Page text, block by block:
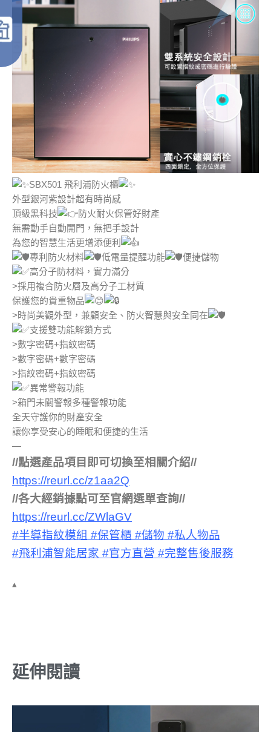
SBX501 飛利浦防火櫃
外型銀河紫設計超有時尚感
頂級黑科技
防火耐火保管好財產
無需動手自動開門，無把手設計
為您的智慧生活更增添便利
專利防火材料
低電量提醒功能
便捷儲物
高分子防材料，實力滿分
>採用複合防火層及高分子工材質
保護您的貴重物品
>時尚美觀外型，兼顧安全、防火智慧與安全同在
支援雙功能解鎖方式
>數字密碼+指紋密碼
>數字密碼+數字密碼
>指紋密碼+指紋密碼
異常警報功能
>箱門未關警報多種警報功能
全天守護你的財產安全
讓你享受安心的睡眠和便捷的生活
—
//點選產品項目即可切換至相關介紹//
https://reurl.cc/z1aa2Q
//各大經銷據點可至官網選單查詢//
https://reurl.cc/ZWlaGV
#半導指紋模組 #保管櫃 #儲物 #私人物品
#飛利浦智能居家 #官方直營 #完整售後服務
▴
延伸閱讀